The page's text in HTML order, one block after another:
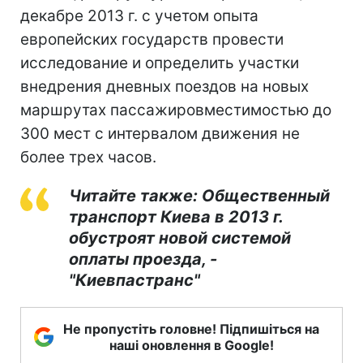
декабре 2013 г. с учетом опыта
европейских государств провести
исследование и определить участки
внедрения дневных поездов на новых
маршрутах пассажировместимостью до
300 мест с интервалом движения не
более трех часов.
Читайте также: Общественный
транспорт Киева в 2013 г.
обустроят новой системой
оплаты проезда, -
"Киевпастранс"
Не пропустіть головне! Підпишіться на
наші оновлення в Google!